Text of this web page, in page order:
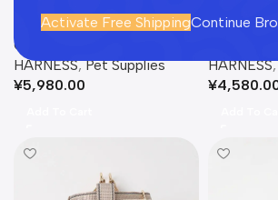
Activate Free ShippingContinue
COLLAR / LEAD /
HARNESS,Pet Supplies
¥5,980.00
【名入れ
HARNESS
¥